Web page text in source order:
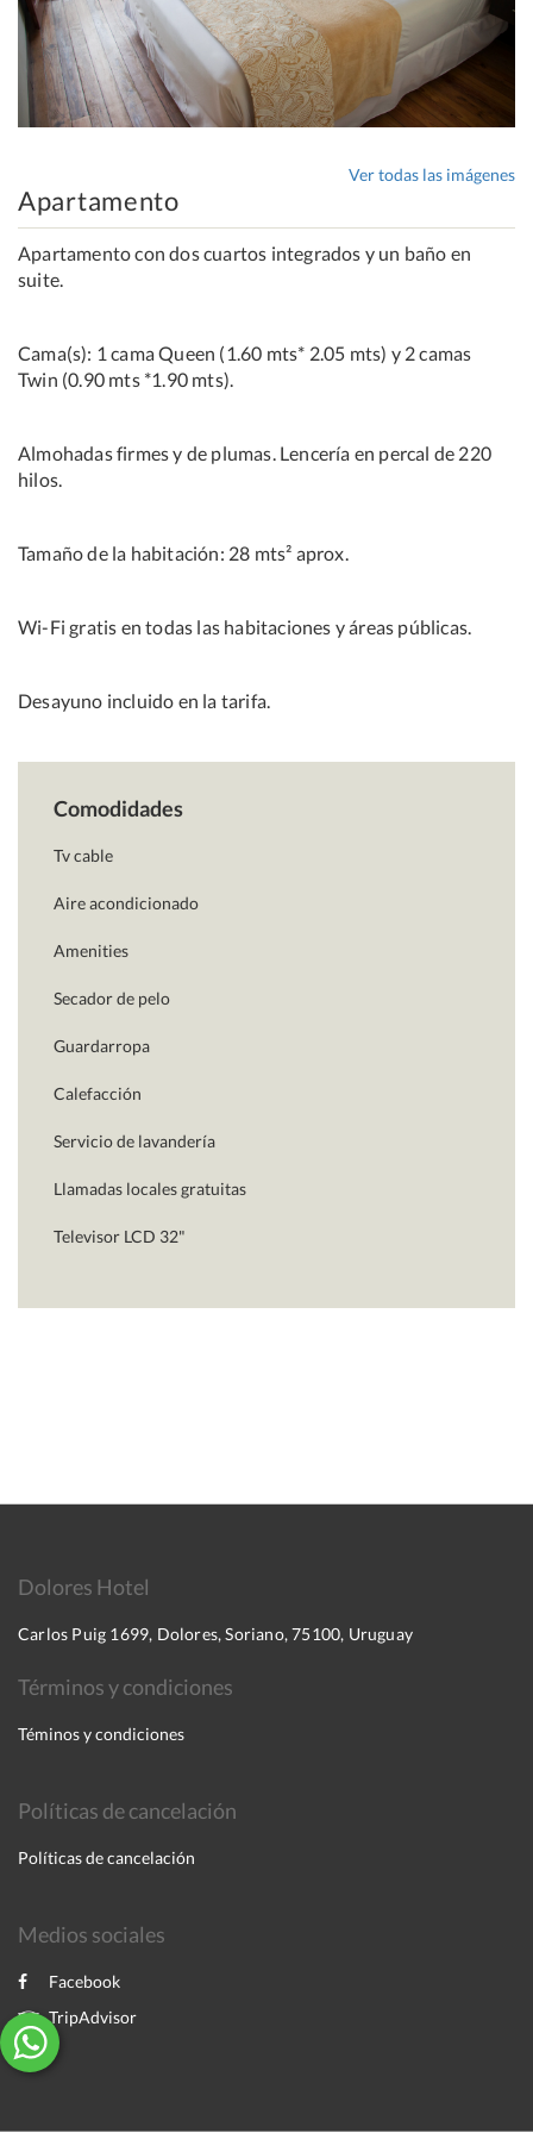
Ver todas las imágenes
Apartamento
Apartamento con dos cuartos integrados y un baño en
suite.
Cama(s): 1 cama Queen (1.60 mts* 2.05 mts) y 2 camas
Twin (0.90 mts *1.90 mts).
Almohadas firmes y de plumas. Lencería en percal de 220
hilos.
Tamaño de la habitación: 28 mts² aprox.
Wi-Fi gratis en todas las habitaciones y áreas públicas.
Desayuno incluido en la tarifa.
Comodidades
Tv cable
Aire acondicionado
Amenities
Secador de pelo
Guardarropa
Calefacción
Servicio de lavandería
Llamadas locales gratuitas
Televisor LCD 32"
Dolores Hotel
Carlos Puig 1699, Dolores, Soriano, 75100, Uruguay
Términos y condiciones
Téminos y condiciones
Políticas de cancelación
Políticas de cancelación
Medios sociales
Facebook
TripAdvisor